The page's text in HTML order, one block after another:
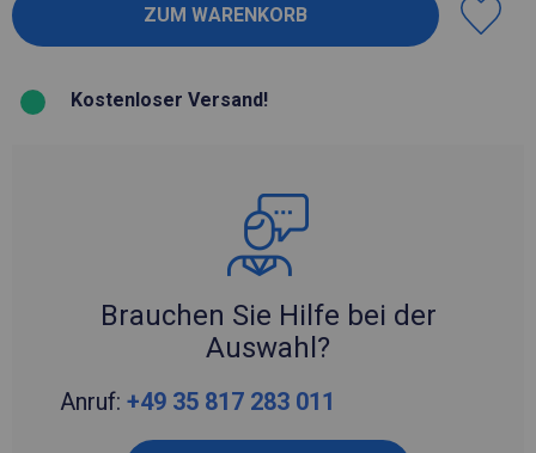
Kostenloser Versand!
Brauchen Sie Hilfe bei der
Auswahl?
Anruf: +49 35 817 283 011